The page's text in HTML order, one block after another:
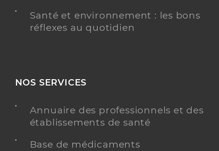
Santé et environnement : les bons
réflexes au quotidien
NOS SERVICES
Annuaire des professionnels et des
établissements de santé
Base de médicaments